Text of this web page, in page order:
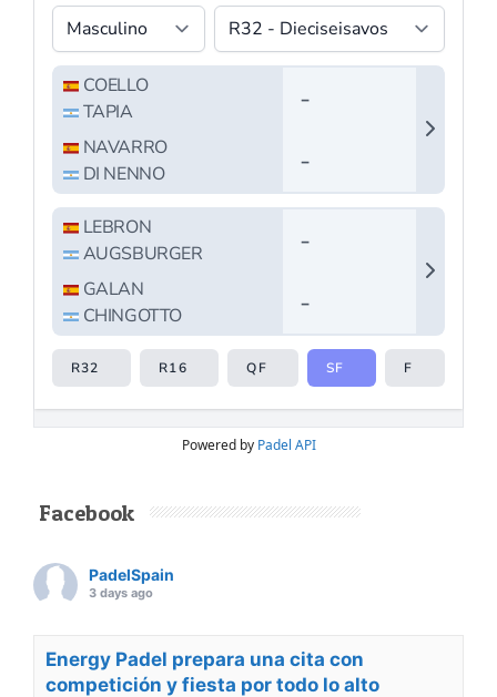
Powered by Padel API
Facebook
PadelSpain
3 days ago
Energy Padel prepara una cita con
competición y fiesta por todo lo alto